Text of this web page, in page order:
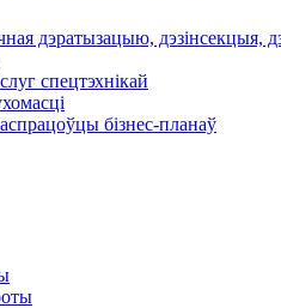
дэратызацыю, дэзiнсекцыя,
спецтэхнікай
бізнес-планаў